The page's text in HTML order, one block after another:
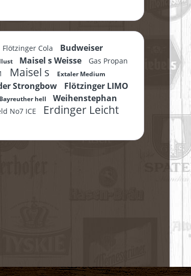
Flötzinger Cola Budweiser
Maisel s Weisse
Gas Propan
Maisel s Extaler Medium
Strongbow
Flötzinger LIMO
Bayreuther hell Weihenstephan
No7 ICE Erdinger Leicht